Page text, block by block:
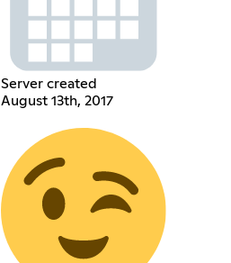
Server created
August 13th, 2017